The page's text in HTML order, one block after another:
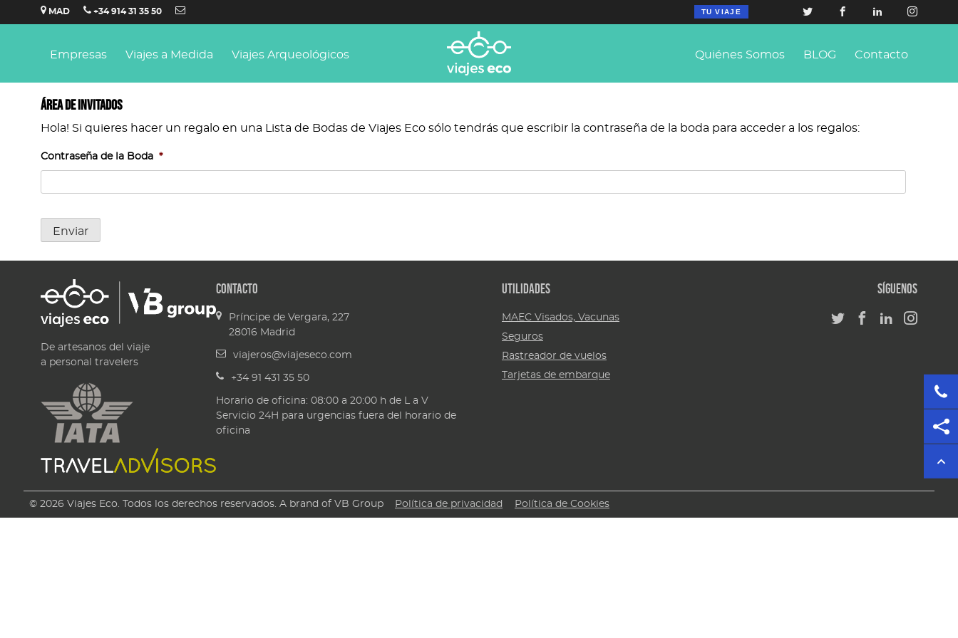
al
MAD +34 914 31 35 50 TU VIAJE
Empresas Viajes a Medida Viajes Arqueológicos Quiénes Somos BLOG Contacto
Área de invitados
Hola! Si quieres hacer un regalo en una Lista de Bodas de Viajes Eco sólo tendrás que escribir la contraseña de la boda para acceder a los regalos:
Contraseña de la Boda *
Enviar
De artesanos del viaje
a personal travelers
Contacto
Príncipe de Vergara, 227
28016 Madrid
viajeros@viajeseco.com
+34 91 431 35 50
Horario de oficina: 08:00 a 20:00 h de L a V
Servicio 24H para urgencias fuera del horario de
oficina
Utilidades
MAEC Visados, Vacunas
Seguros
Rastreador de vuelos
Tarjetas de embarque
Síguenos
© 2026 Viajes Eco. Todos los derechos reservados. A brand of VB Group Política de privacidad Política de Cookies